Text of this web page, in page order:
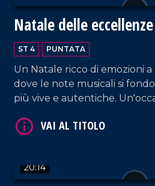
Natale delle
Belvedere Marittimo
ST 4 PUNTATA
Un Natale ricco di emozioni
dove le note musicali si
più vive e autentiche.
20:14
VAI AL TITOLO
VAI AL TITOLO